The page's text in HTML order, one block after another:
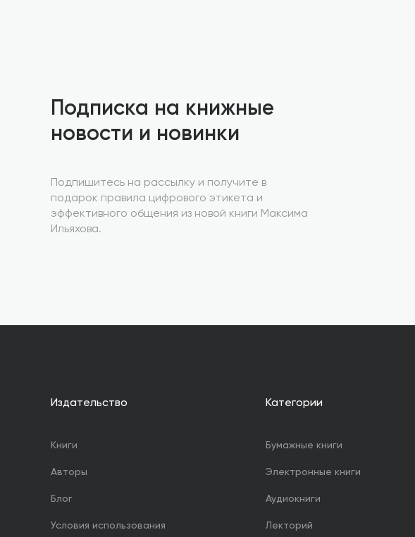
Подписка на книжные
новости и новинки
Подпишитесь на рассылку и получите в
подарок правила цифрового этикета и
эффективного общения из новой книги Максима
Ильяхова.
Издательство
Книги
Авторы
Блог
Условия использования
Категории
Бумажные книги
Электронные книги
Аудиокниги
Лекторий